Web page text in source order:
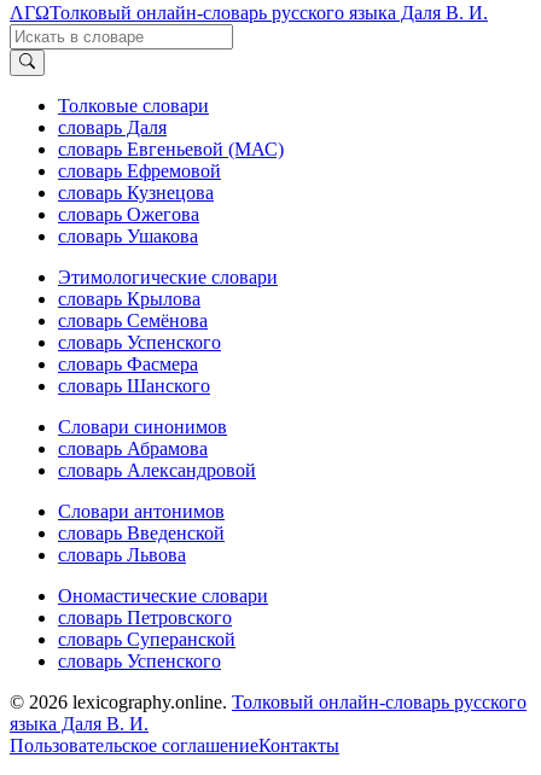
ΛΓΩТолковый онлайн-словарь русского языка Даля В. И.
Толковые словари
словарь Даля
словарь Евгеньевой (МАС)
словарь Ефремовой
словарь Кузнецова
словарь Ожегова
словарь Ушакова
Этимологические словари
словарь Крылова
словарь Семёнова
словарь Успенского
словарь Фасмера
словарь Шанского
Словари синонимов
словарь Абрамова
словарь Александровой
Словари антонимов
словарь Введенской
словарь Львова
Ономастические словари
словарь Петровского
словарь Суперанской
словарь Успенского
© 2026 lexicography.online. Толковый онлайн-словарь русского
языка Даля В. И.
Пользовательское соглашениеКонтакты